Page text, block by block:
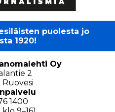
puolesta jo
1920!
Oy
2
1400